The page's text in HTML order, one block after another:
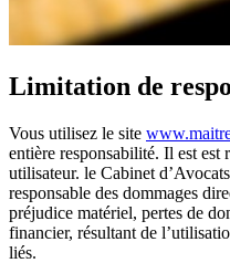
Limitation de
Vous utilisez le site
entière responsabilité. Il est est
utilisateur. le Cabinet
responsable des dommages
préjudice matériel, pertes de
financier, résultant de
liés.